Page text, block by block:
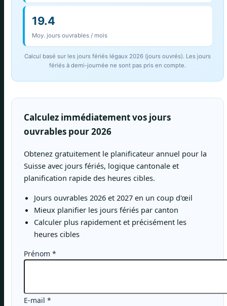
19.4
Moy. jours ouvrables / mois
Calcul basé sur les jours fériés légaux 2026 (jours ouvrés). Les jours
fériés à demi-journée ne sont pas pris en compte.
Calculez immédiatement vos jours
ouvrables pour 2026
Obtenez gratuitement le planificateur annuel pour la
Suisse avec jours fériés, logique cantonale et
planification rapide des heures cibles.
Jours ouvrables 2026 et 2027 en un coup d'œil
Mieux planifier les jours fériés par canton
Calculer plus rapidement et précisément les
heures cibles
Prénom *
E-mail *